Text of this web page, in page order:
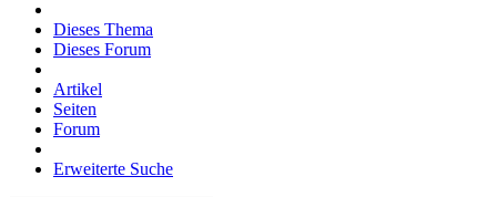
Dieses Thema
Dieses Forum
Artikel
Seiten
Forum
Erweiterte Suche